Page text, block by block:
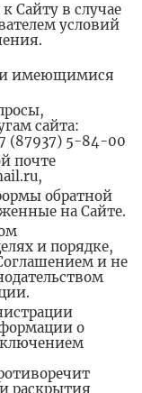
Сайту в случае
условий
имеющимися
сайта:
(87937) 5-84-00
почте
обратной
на Сайте.
и порядке,
и не
о
раскрытия